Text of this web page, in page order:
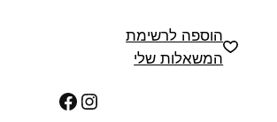
הוספה לרשימת
המשאלות שלי
Instagram
Facebook